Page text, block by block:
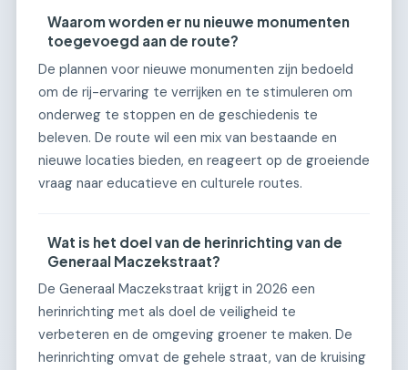
Waarom worden er nu nieuwe monumenten
toegevoegd aan de route?
De plannen voor nieuwe monumenten zijn bedoeld
om de rij-ervaring te verrijken en te stimuleren om
onderweg te stoppen en de geschiedenis te
beleven. De route wil een mix van bestaande en
nieuwe locaties bieden, en reageert op de groeiende
vraag naar educatieve en culturele routes.
Wat is het doel van de herinrichting van de
Generaal Maczekstraat?
De Generaal Maczekstraat krijgt in 2026 een
herinrichting met als doel de veiligheid te
verbeteren en de omgeving groener te maken. De
herinrichting omvat de gehele straat, van de kruising